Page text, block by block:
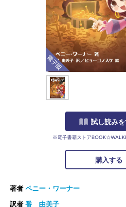
電子版
試し読み
※電子書籍ストア
購入する
著者 ペニー・ワーナー
訳者 番 由美子